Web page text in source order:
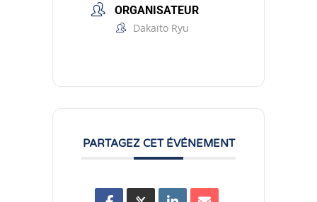
ORGANISATEUR
Dakaïto Ryu
PARTAGEZ CET ÉVÉNEMENT